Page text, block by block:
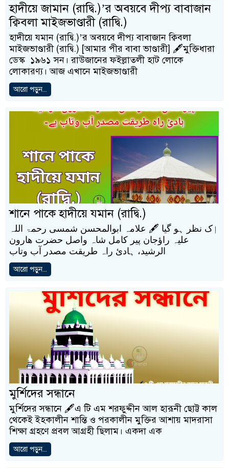
হাদীয়ে জামান (রাদ্বি.)’র অবয়বে দীপ্য বাবাজান
ক্বিবলা মাইজভাণ্ডারী (রাদ্বি.)
হাদীয়ে যমান (রাদ্বি.)’র অবয়বে দীপ্য বাবাজান ক্বিবলা
মাইজভাণ্ডারী (রাদ্বি.) [আমার পীর বাবা ভাণ্ডারী] 🖋️মুক্তিধারা
ডেস্ক ১৯৬১ সন। রাউজানের ফইল্লাতলী হাট লোকে
লোকারণ্য। আজ এখানে মাইজভাণ্ডারী
আরো পড়ুন...
শানে পাকে হাদীয়ে যমান (রাদ্বি.)
اٖک نظر ہو گیا 🖋️ علامہ ابوالمحسن شمسی رحمۃ اللہ
علیہ راؤجان پیر کامل شاہ واصل حضرت ھارون
الرشید، ہادئ راہ طریقت مصدر آب وتاب
আরো পড়ুন...
মুর্শিদের সন্ধানে
মুর্শিদের সন্ধানে 🖋️এ টি এম শরফুদ্দীন আল হারূনী ছোট্ট কাল
থেকেই ইহকালীন শান্তি ও পরকালীন মুক্তির আশায় মাদরাসা
শিক্ষা গ্রহণে প্রবল আগ্রহী ছিলাম। একদা এক
আরো পড়ুন...